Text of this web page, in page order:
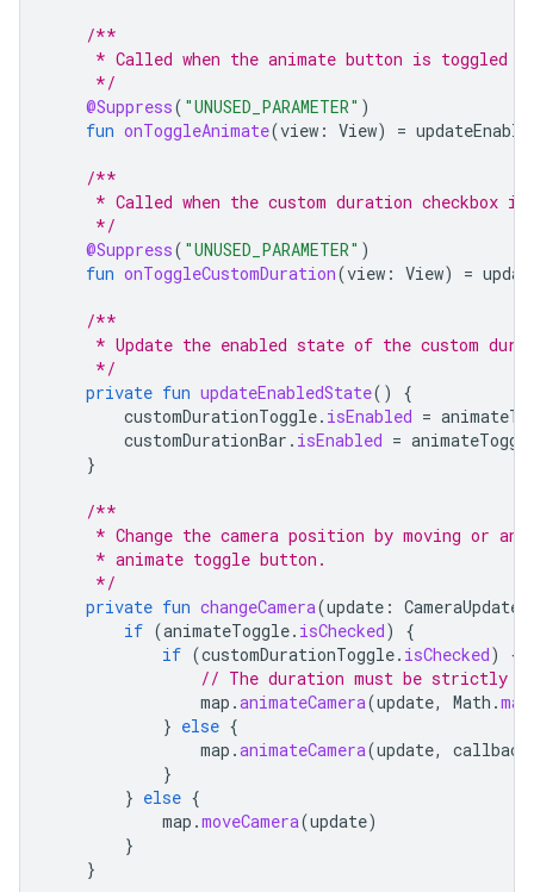
/**
     * Called when the animate button is toggled
     */
@Suppress( "UNUSED_PARAMETER" )
fun onToggleAnimate(view : View) =
/**
* Called when the custom duration checkbox is
     */
@Suppress( "UNUSED_PARAMETER" )
fun onToggleCustomDuration(view : View) =
/**
* Update the enabled state of the custom
     */
private fun updateEnabledState()
{
customDurationToggle. isEnabled =
customDurationBar . isEnabled =
}
/**
* Change the camera position by moving or
     * animate toggle button.
     */
private fun changeCamera(update : CameraUpdate
if (animateToggle. isChecked)
{
if (customDurationToggle. isChecked)
{
// The duration must be strictly
map .animateCamera(update, Math .max
} else {
map .animateCamera(update, callback
}
} else {
map .moveCamera(update)
}
}